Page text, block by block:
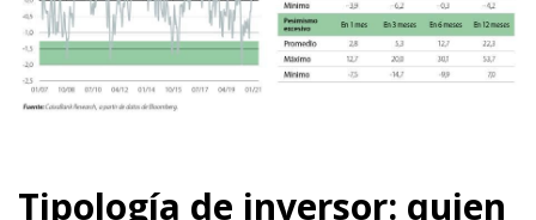
Tipología de inversor: quien